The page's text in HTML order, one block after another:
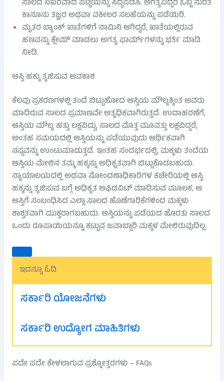
ಸಾಲದ ನಿಖರವಾದ ಪಟ್ಟಿಯನ್ನು ಸಿದ್ಧಪಡಿಸಿ. ಅಗತ್ಯವಿದ್ದರೆ ಒಬ್ಬ ನುರಿತ
ಕಾನೂನು ತಜ್ಞರ ಅಥವಾ ವಕೀಲರ ಸಲಹೆಯನ್ನು ಪಡೆಯಿರಿ.
ಮೃತರ ಬ್ಯಾಂಕ್ ಖಾತೆಗಳಿಗೆ ನಾಮಿನಿ ಆಗಿದ್ದರೆ, ಖಾತೆಯಲ್ಲಿರುವ
ಹಣವನ್ನು ಕ್ಲೇಮ್ ಮಾಡಲು ಅಗತ್ಯ ಫಾರ್ಮ್‌ಗಳನ್ನು ಭರ್ತಿ ಮಾಡಿ
ನೀಡಿ.
ಆಸ್ತಿ ಹಕ್ಕು ತ್ಯಜಿಸುವ ಅವಕಾಶ
ಕೆಲವು ಪ್ರಕರಣಗಳಲ್ಲಿ ತಂದೆ ಬಿಟ್ಟುಹೋದ ಆಸ್ತಿಯ ಮೌಲ್ಯಕ್ಕಿಂತ ಅವರು
ಮಾಡಿರುವ ಸಾಲದ ಪ್ರಮಾಣವೇ ಅತ್ಯಧಿಕವಾಗಿರುತ್ತದೆ. ಉದಾಹರಣೆಗೆ,
ಆಸ್ತಿಯ ಮೌಲ್ಯ ಹತ್ತು ಲಕ್ಷವಿದ್ದು, ಸಾಲದ ಮೊತ್ತ ಮೂವತ್ತು ಲಕ್ಷವಿದ್ದರೆ,
ಅಂತಹ ಸಮಯದಲ್ಲಿ ಆಸ್ತಿಯನ್ನು ಪಡೆಯುವುದು ಆರ್ಥಿಕವಾಗಿ
ನಷ್ಟವನ್ನು ಉಂಟುಮಾಡುತ್ತದೆ. ಇಂತಹ ಸಂದರ್ಭದಲ್ಲಿ, ಮಕ್ಕಳು ತಂದೆಯ
ಆಸ್ತಿಯ ಮೇಲಿನ ತಮ್ಮ ಹಕ್ಕನ್ನು ಅಧಿಕೃತವಾಗಿ ಬಿಟ್ಟುಕೊಡಬಹುದು.
ನ್ಯಾಯಾಲಯದಲ್ಲಿ ಅಥವಾ ನೋಂದಣಾಧಿಕಾರಿಗಳ ಕಚೇರಿಯಲ್ಲಿ ಆಸ್ತಿ
ಹಕ್ಕನ್ನು ತ್ಯಜಿಸುವ ಬಗ್ಗೆ ಅಧಿಕೃತ ಅಫಿಡವಿಟ್ ಮಾಡಿಸುವ ಮೂಲಕ, ಆ
ಆಸ್ತಿಗೆ ಸಂಬಂಧಿಸಿದ ಎಲ್ಲಾ ಸಾಲದ ಹೊಣೆಗಾರಿಕೆಗಳಿಂದ ಮಕ್ಕಳು
ಶಾಶ್ವತವಾಗಿ ಮುಕ್ತರಾಗಬಹುದು. ಆಸ್ತಿಯನ್ನು ಪಡೆಯದ ಹೊರತು ಸಾಲದ
ಒಂದು ರೂಪಾಯಿಯನ್ನೂ ಕಟ್ಟುವ ಜವಾಬ್ದಾರಿ ಮಕ್ಕಳ ಮೇಲಿರುವುದಿಲ್ಲ.
ಇದನ್ನೂ ಓದಿ
ಸರ್ಕಾರಿ ಯೋಜನೆಗಳು
ಸರ್ಕಾರಿ ಉದ್ಯೋಗ ಮಾಹಿತಿಗಳು
ಪದೇ ಪದೇ ಕೇಳಲಾಗುವ ಪ್ರಶ್ನೋತ್ತರಗಳು – FAQs